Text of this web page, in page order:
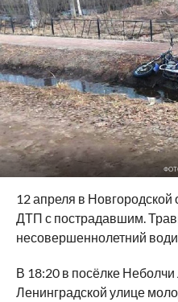
12 апреля в
ДТП с пострадавшим.
несовершеннолетний
В 18:20 в посёлке
Ленинградской улице